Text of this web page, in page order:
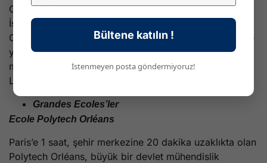
Orléans IUT’sinin yanı sıra Bourges, Chateauroux/
İssoudun ve Chartres gibi diğer IUT’leri de bulunur.
Orléans’da 6 BUT uzmanlığı bulunur: Kimya, işletme ve
yönetim, makine ve üretim mühendisliği, ısı
mühendisliği ve enerji, BT ve Endüstriyel lojistik ve 10
LP sunulmaktadır.
Grandes Ecoles’ler
Ecole Polytech Orléans
Paris’e 1 saat, şehir merkezine 20 dakika uzaklıkta olan
Polytech Orléans, büyük bir devlet mühendislik
Bültene katılın !
İstenmeyen posta göndermiyoruz!